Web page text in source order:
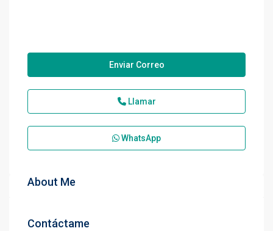
Enviar Correo
Llamar
WhatsApp
About Me
Contáctame